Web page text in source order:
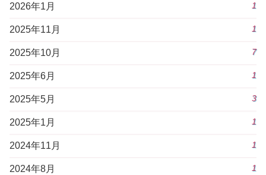
2026年1月 1
2025年11月 1
2025年10月 7
2025年6月 1
2025年5月 3
2025年1月 1
2024年11月 1
2024年8月 1